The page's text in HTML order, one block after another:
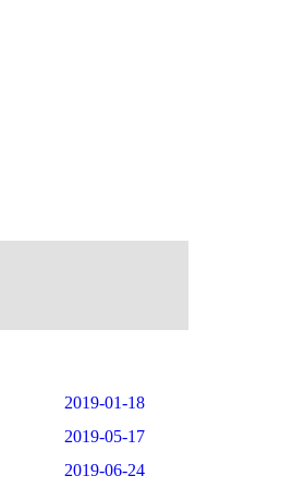
2019-01-18
2019-05-17
2019-06-24